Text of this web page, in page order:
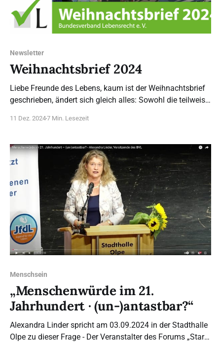
Newsletter
Weihnachtsbrief 2024
Liebe Freunde des Lebens, kaum ist der Weihnachtsbrief
geschrieben, ändert sich gleich alles: Sowohl die teilweise
im Bundestag verabschiedet werden. Was sich nicht
ändert, ist unsere Arbeit, im Gegenteil, sie verstärkt
11 Dez. 20247 Min. Lesezeit
Menschsein
„Menschenwürde im 21.
Jahrhundert · (un-)antastbar?“
Alexandra Linder spricht am 03.09.2024 in der Stadthalle
Olpe zu dieser Frage - Der Veranstalter des Forums „Stark